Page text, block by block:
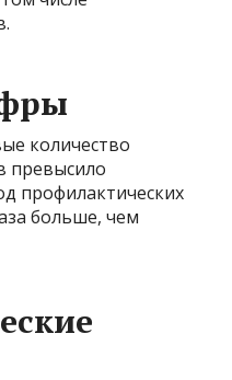
количество
превысило
профилактических
больше, чем